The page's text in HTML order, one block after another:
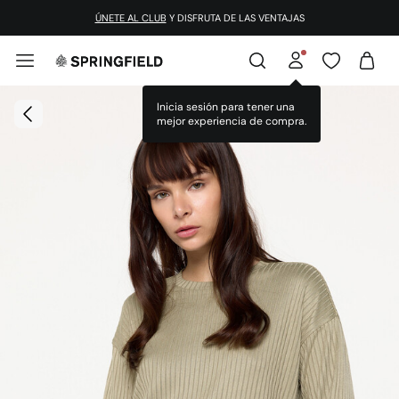
ÚNETE AL CLUB Y DISFRUTA DE LAS VENTAJAS
Inicia sesión para tener una
mejor experiencia de compra.